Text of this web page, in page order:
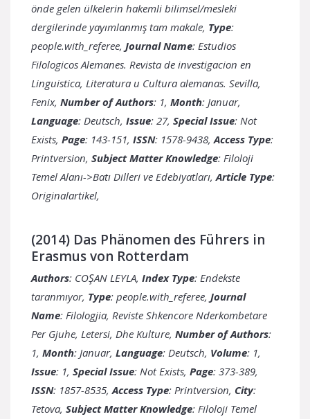
önde gelen ülkelerin hakemli bilimsel/mesleki
dergilerinde yayımlanmış tam makale, Type:
people.with_referee, Journal Name: Estudios
Filologicos Alemanes. Revista de investigacion en
Linguistica, Literatura u Cultura alemanas. Sevilla,
Fenix, Number of Authors: 1, Month: Januar,
Language: Deutsch, Issue: 27, Special Issue: Not
Exists, Page: 143-151, ISSN: 1578-9438, Access Type:
Printversion, Subject Matter Knowledge: Filoloji
Temel Alanı->Batı Dilleri ve Edebiyatları, Article Type:
Originalartikel,
(2014) Das Phänomen des Führers in
Erasmus von Rotterdam
Authors: COŞAN LEYLA, Index Type: Endekste
taranmıyor, Type: people.with_referee, Journal
Name: Filologjia, Reviste Shkencore Nderkombetare
Per Gjuhe, Letersi, Dhe Kulture, Number of Authors:
1, Month: Januar, Language: Deutsch, Volume: 1,
Issue: 1, Special Issue: Not Exists, Page: 373-389,
ISSN: 1857-8535, Access Type: Printversion, City:
Tetova, Subject Matter Knowledge: Filoloji Temel